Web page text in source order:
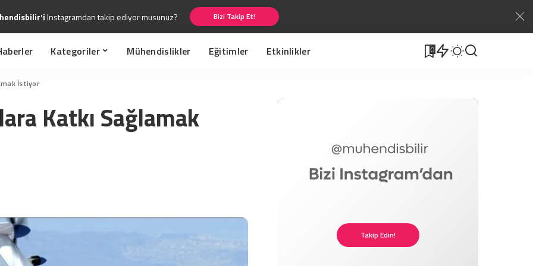
Instagramdan takip ediyor musunuz? Bizi Takip Et!
Kategoriler Mühendislikler Eğitimler Etkinlikler 0
İstiyor
Katkı Sağlamak
Takip Edin!